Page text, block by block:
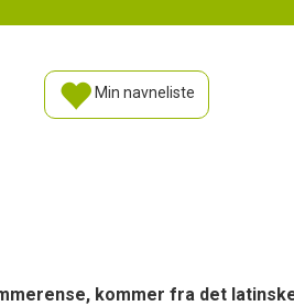
Min navneliste
kommer fra det